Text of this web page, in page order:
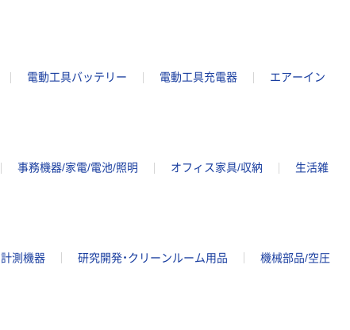
電動工具バッテリー 電動工具充電器
エアーイン
事務機器/家電/電池/照明 オフィス家具/収納
生活雑
計測機器 研究開発・クリーンルーム用品
機械部品/空圧